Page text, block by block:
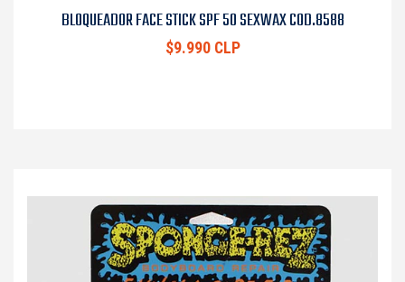
BLOQUEADOR FACE STICK SPF 50 SEXWAX COD.8588
$9.990 CLP